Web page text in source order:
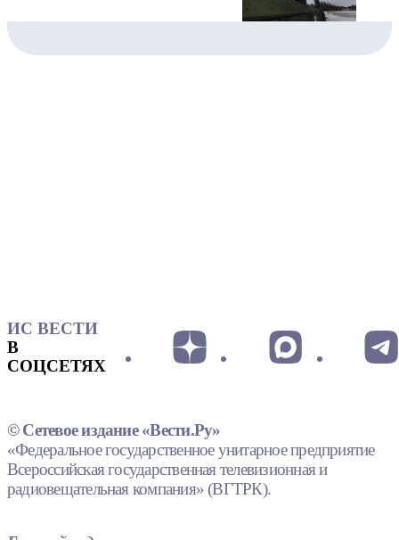
ИС ВЕСТИ
В
СОЦСЕТЯХ
© Сетевое издание «Вести.Ру»
«Федеральное государственное унитарное предприятие
Всероссийская государственная телевизионная и
радиовещательная компания» (ВГТРК).